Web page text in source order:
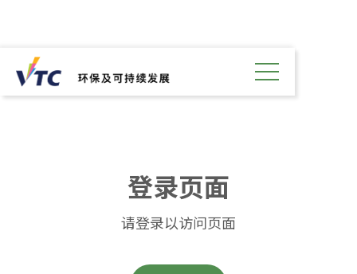
登录页面
请登录以访问页面